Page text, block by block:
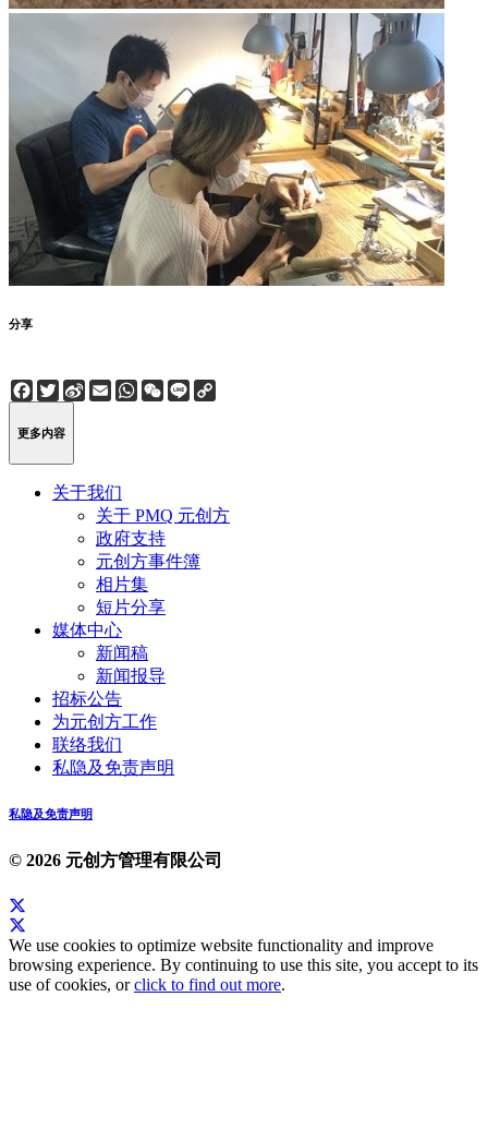
分享
Facebook
Twitter
Sina
Weibo
EmailWhatsApp
WeChat
Line
更多内容
关于我们
关于 PMQ 元创方
政府支持
元创方事件簿
相片集
短片分享
媒体中心
新闻稿
新闻报导
招标公告
为元创方工作
联络我们
私隐及免责声明
私隐及免责声明
© 2026 元创方管理有限公司
We use cookies to optimize website functionality and improve
browsing experience. By continuing to use this site, you accept to its
use of cookies, orclick to find out more.